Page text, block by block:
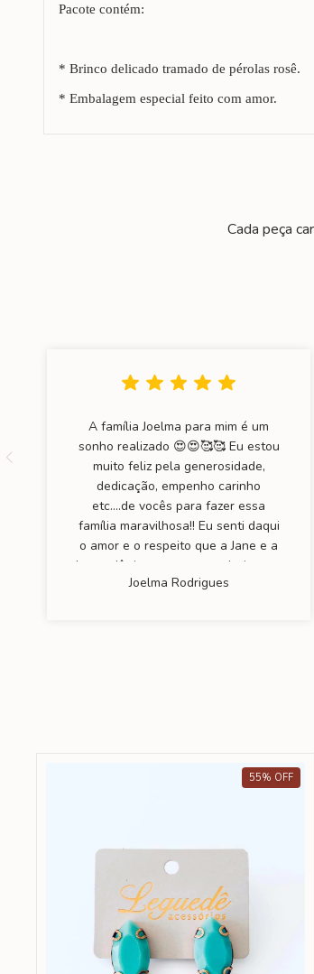
Pacote contém:
* Brinco delicado tramado de pérolas rosê.
* Embalagem especial feito com amor.
Cada peça
A família Joelma para mim é um
sonho realizado 😍😍🥰🥰 Eu estou
muito feliz pela generosidade,
dedicação, empenho carinho
etc….de vocês para fazer essa
família maravilhosa!! Eu senti daqui
o amor e o respeito que a Jane e a
Leguedê tiveram para produzir essa
família linda ✨✨💙❤️💙❤️ Muito
Joelma Rodrigues
55% OFF